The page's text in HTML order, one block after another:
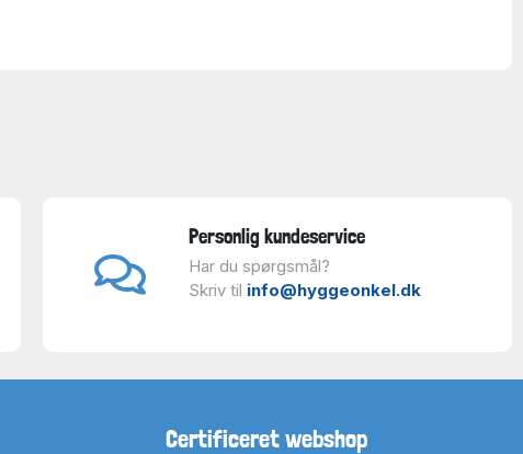
Personlig kundeservice
Har du spørgsmål?
Skriv til info@hyggeonkel.dk
Certificeret webshop